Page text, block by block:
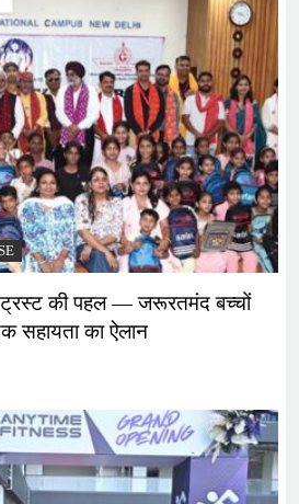
की पहल — जरूरतमंद बच्चों
सहायता का ऐलान